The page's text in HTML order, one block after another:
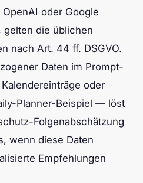
oder Google
gelten die üblichen
nach Art. 44 ff. DSGVO.
Daten im Prompt-
oder
Planner-Beispiel — löst
Folgenabschätzung
wenn diese Daten
Empfehlungen